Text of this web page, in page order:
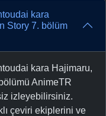
kara
Story 7. bölüm
kara Hajimaru,
AnimeTR
izleyebilirsiniz.
çeviri ekiplerini ve